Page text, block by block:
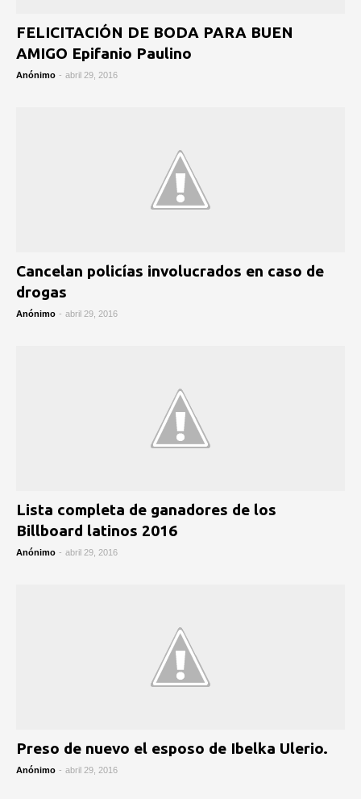
FELICITACIÓN DE BODA PARA BUEN
AMIGO Epifanio Paulino
Anónimo - abril 29, 2016
Cancelan policías involucrados en caso de
drogas
Anónimo - abril 29, 2016
Lista completa de ganadores de los
Billboard latinos 2016
Anónimo - abril 29, 2016
Preso de nuevo el esposo de Ibelka Ulerio.
Anónimo - abril 29, 2016